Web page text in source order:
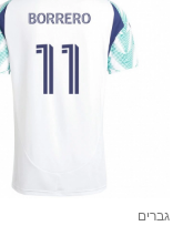
גברים